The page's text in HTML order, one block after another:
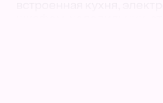
Планировка квартиры-
выделеной зоной кухни.
балкон. Санузел